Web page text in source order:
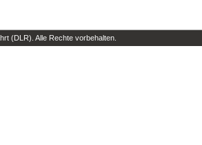
(DLR). Alle Rechte vorbehalten.